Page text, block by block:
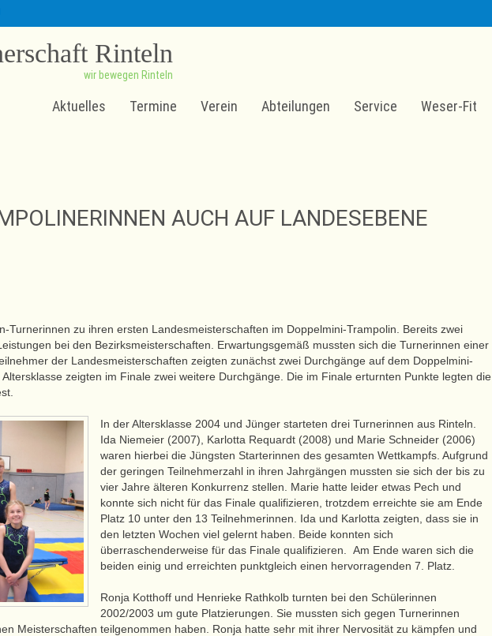
Rinteln
wir bewegen Rinteln
Aktuelles Termine Verein Abteilungen Service Weser-Fit
AUCH AUF LANDESEBENE
Turnerinnen zu ihren ersten Landesmeisterschaften im Doppelmini-Trampolin. Bereits zwei
bei den Bezirksmeisterschaften. Erwartungsgemäß mussten sich die Turnerinnen einer
der Landesmeisterschaften zeigten zunächst zwei Durchgänge auf dem Doppelmini-
zeigten im Finale zwei weitere Durchgänge. Die im Finale erturnten Punkte legten die
In der Altersklasse 2004 und Jünger starteten drei Turnerinnen aus Rinteln.
Ida Niemeier (2007), Karlotta Requardt (2008) und Marie Schneider (2006)
waren hierbei die Jüngsten Starterinnen des gesamten Wettkampfs. Aufgrund
der geringen Teilnehmerzahl in ihren Jahrgängen mussten sie sich der bis zu
vier Jahre älteren Konkurrenz stellen. Marie hatte leider etwas Pech und
konnte sich nicht für das Finale qualifizieren, trotzdem erreichte sie am Ende
Platz 10 unter den 13 Teilnehmerinnen. Ida und Karlotta zeigten, dass sie in
den letzten Wochen viel gelernt haben. Beide konnten sich
überraschenderweise für das Finale qualifizieren. Am Ende waren sich die
beiden einig und erreichten punktgleich einen hervorragenden 7. Platz.
Ronja Kotthoff und Henrieke Rathkolb turnten bei den Schülerinnen
2002/2003 um gute Platzierungen. Sie mussten sich gegen Turnerinnen
Meisterschaften teilgenommen haben. Ronja hatte sehr mit ihrer Nervosität zu kämpfen und